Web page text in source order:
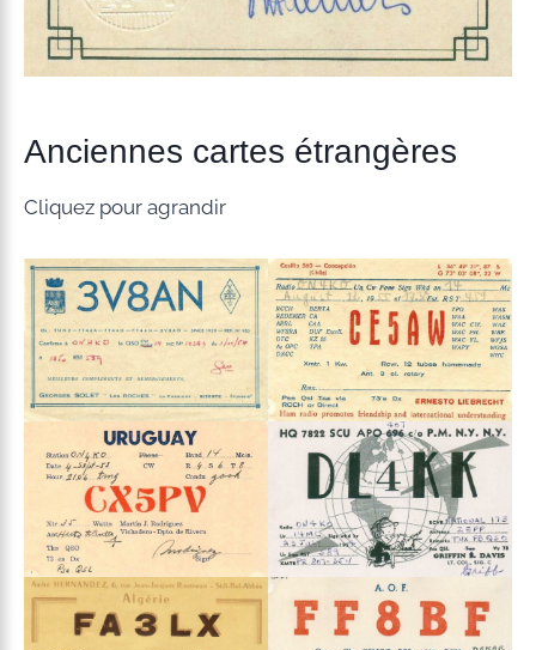
Anciennes cartes étrangères
Cliquez pour agrandir